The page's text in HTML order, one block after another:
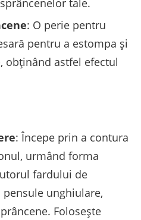
tale.
: O perie pentru
pentru a estompa și
obținând astfel efectul
: Începe prin a contura
urmând forma
fardului de
unghiulare,
Folosește